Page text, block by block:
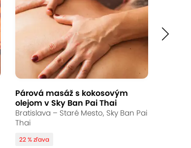
Párová masáž s kokosovým
olejom v Sky Ban Pai Thai
Bratislava – Staré Mesto, Sky Ban Pai
Thai
22 % zľava